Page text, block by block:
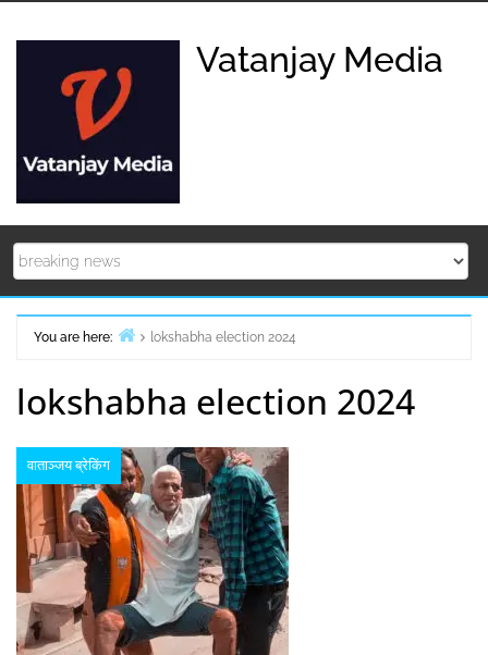
Vatanjay Media
You are here:
lokshabha election 2024
lokshabha election 2024
वाताञ्जय ब्रेकिंग